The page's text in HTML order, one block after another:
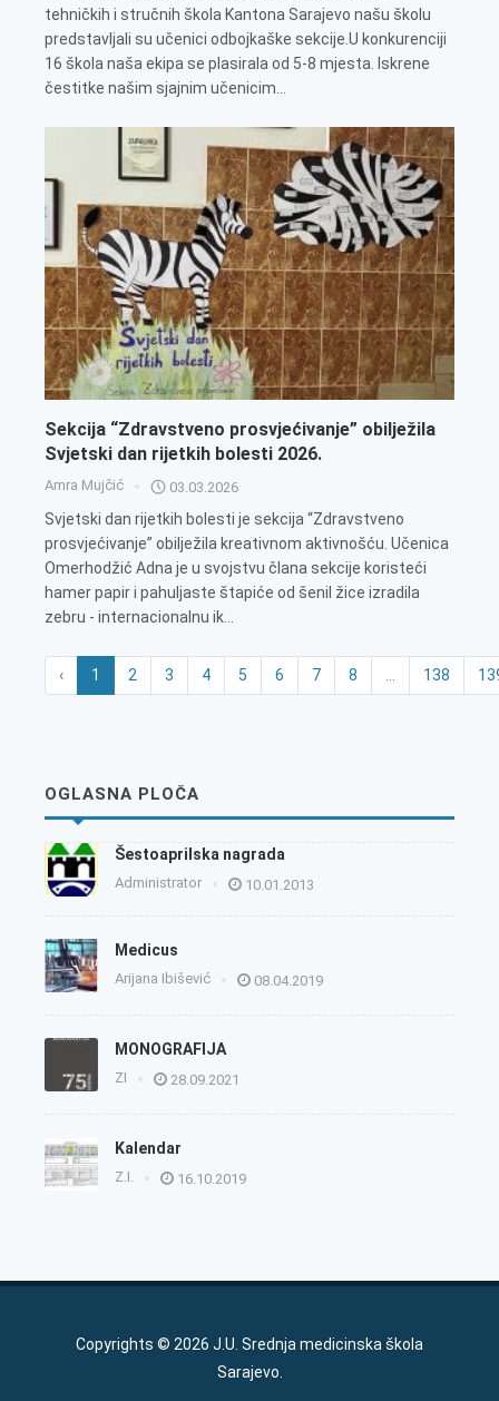
tehničkih i stručnih škola Kantona Sarajevo našu školu
predstavljali su učenici odbojkaške sekcije.U konkurenciji
16 škola naša ekipa se plasirala od 5-8 mjesta. Iskrene
čestitke našim sjajnim učenicim...
Sekcija “Zdravstveno prosvjećivanje” obilježila
Svjetski dan rijetkih bolesti 2026.
Amra Mujčić 03.03.2026
Svjetski dan rijetkih bolesti je sekcija “Zdravstveno
prosvjećivanje” obilježila kreativnom aktivnošću. Učenica
Omerhodžić Adna je u svojstvu člana sekcije koristeći
hamer papir i pahuljaste štapiće od šenil žice izradila
zebru - internacionalnu ik...
‹ 1 2 3 4 5 6 7 8 ... 138
OGLASNA PLOČA
Šestoaprilska nagrada
Administrator 10.01.2013
Medicus
Arijana Ibišević 08.04.2019
MONOGRAFIJA
ZI 28.09.2021
Kalendar
Z.I. 16.10.2019
Copyrights © 2026 J.U. Srednja medicinska škola
Sarajevo.